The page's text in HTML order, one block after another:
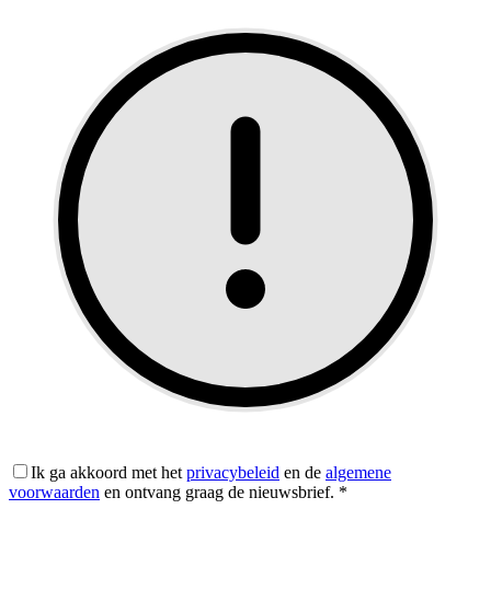
Ik ga akkoord met het privacybeleid en de algemene
voorwaarden en ontvang graag de nieuwsbrief. *